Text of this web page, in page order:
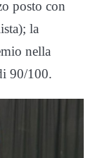
posto con
la
nella
90/100.